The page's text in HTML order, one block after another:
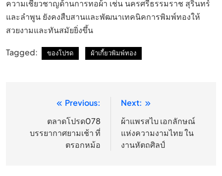
ความเชี่ยวชาญด้านการทอผ้า เช่น นครศรีธรรมราช สุรินทร์
และลำพูน ยังคงสืบสานและพัฒนาเทคนิคการพิมพ์ทองให้
สวยงามและทันสมัยยิ่งขึ้น
Tagged: ของโปรด ผ้าเกี้ยวพิมพ์ทอง
แนะแนว
Previous:
ตลาดโปรด078
บรรยากาศยามเช้า ที่
ตรอกหม้อ
Next:
ผ้าแพรสไบ เอกลักษณ์
แห่งความงามไทย ใน
งานหัตถศิลป์